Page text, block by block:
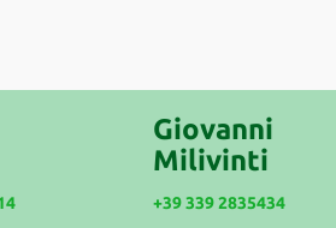
Giovanni
Milivinti
+39 339 2835434